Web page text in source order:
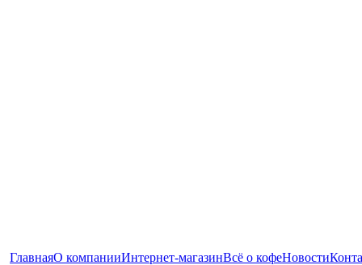
ГлавнаяО компанииИнтернет-магазинВсё о кофеНовости